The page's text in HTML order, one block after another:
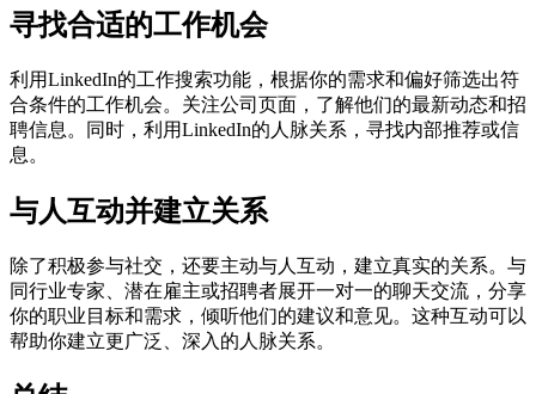
寻找合适的工作机会
利用LinkedIn的工作搜索功能，根据你的需求和偏好筛选出符
合条件的工作机会。关注公司页面，了解他们的最新动态和招
聘信息。同时，利用LinkedIn的人脉关系，寻找内部推荐或信
息。
与人互动并建立关系
除了积极参与社交，还要主动与人互动，建立真实的关系。与
同行业专家、潜在雇主或招聘者展开一对一的聊天交流，分享
你的职业目标和需求，倾听他们的建议和意见。这种互动可以
帮助你建立更广泛、深入的人脉关系。